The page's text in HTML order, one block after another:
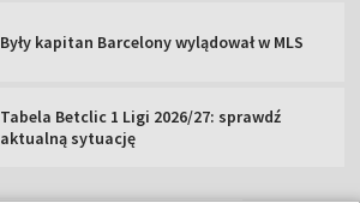
Były kapitan Barcelony wylądował w MLS
Tabela Betclic 1 Ligi 2026/27: sprawdź
aktualną sytuację